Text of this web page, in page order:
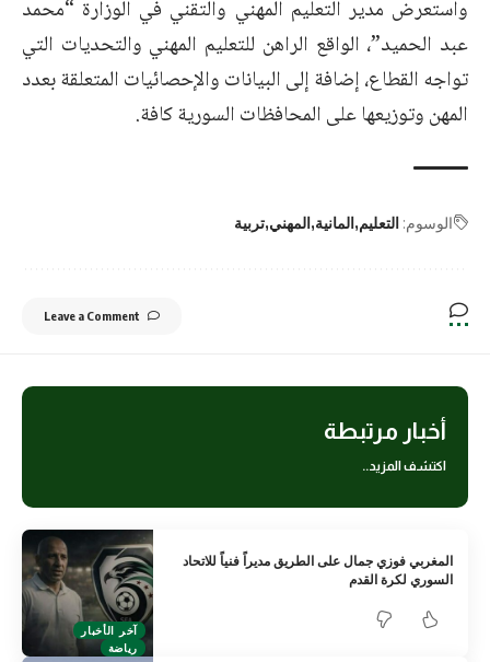
واستعرض مدير التعليم المهني والتقني في الوزارة “محمد
عبد الحميد”، الواقع الراهن للتعليم المهني والتحديات التي
تواجه القطاع، إضافة إلى البيانات والإحصائيات المتعلقة بعدد
المهن وتوزيعها على المحافظات السورية كافة.
الوسوم: التعليم المانية المهني تربية
Leave a Comment
أخبار مرتبطة
اكتشف المزيد..
آخر الأخبار
رياضة
المغربي فوزي جمال على الطريق مديراً فنياً للاتحاد
السوري لكرة القدم